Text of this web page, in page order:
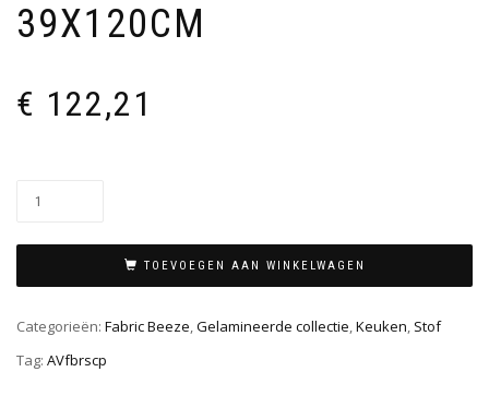
39X120CM
€ 122,21
TOEVOEGEN AAN WINKELWAGEN
Categorieën: Fabric Beeze,Gelamineerde collectie,Keuken, Stof
Tag: AVfbrscp